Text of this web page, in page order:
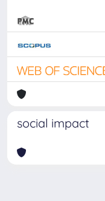
social impact